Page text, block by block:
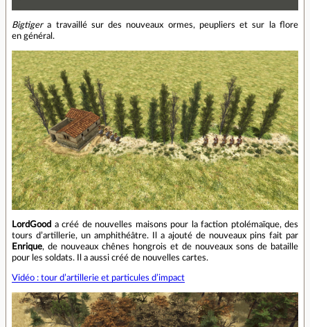
Bigtigera travaillé sur des nouveaux ormes, peupliers et sur la flore
en général.
LordGood a créé de nouvelles maisons pour la faction ptolémaïque, des
tours d’artillerie, un amphithéâtre. Il a ajouté de nouveaux pins fait par
Enrique, de nouveaux chênes hongrois et de nouveaux sons de bataille
pour les soldats. Il a aussi créé de nouvelles cartes.
Vidéo : tour d’artillerie et particules d’impact